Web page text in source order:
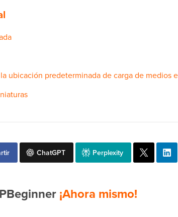
ubicación predeterminada de carga de medios
ChatGPT Perplexity
¡Ahora mismo!